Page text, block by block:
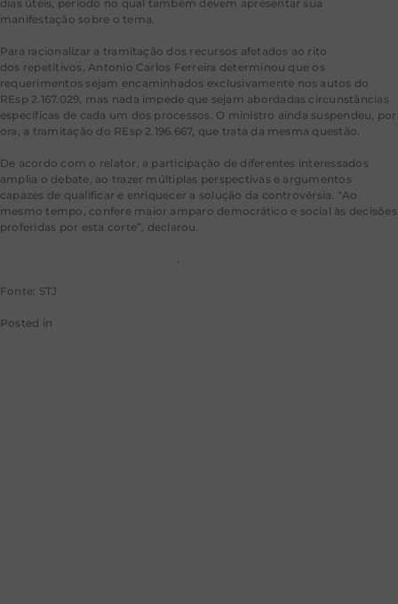
dias úteis, período no qual também devem apresentar sua
manifestação sobre o tema.
Para racionalizar a tramitação dos recursos afetados ao rito
dos repetitivos , Antonio Carlos Ferreira determinou que os
requerimentos sejam encaminhados exclusivamente nos autos do
REsp 2.167.029, mas nada impede que sejam abordadas circunstâncias
específicas de cada um dos processos. O ministro ainda suspendeu, por
ora, a tramitação do REsp 2.196.667, que trata da mesma questão.
De acordo com o relator, a participação de diferentes interessados
amplia o debate, ao trazer múltiplas perspectivas e argumentos
capazes de qualificar e enriquecer a solução da controvérsia. “Ao
mesmo tempo, confere maior amparo democrático e social às decisões
proferidas por esta corte”, declarou.
.
Fonte: STJ
Posted in